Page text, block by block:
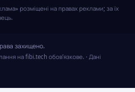
розміщені на правах реклами; за їх
захищено.
на fibi.tech обов’язкове. · Дані